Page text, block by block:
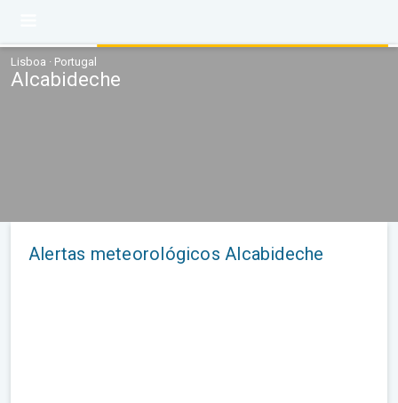
Lisboa · Portugal
Alcabideche
Alertas meteorológicos Alcabideche